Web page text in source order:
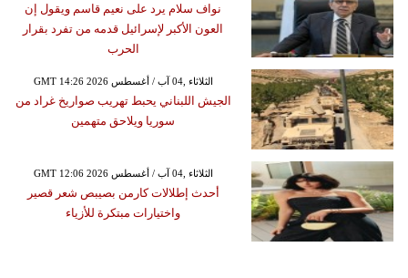
نواف سلام يرد على نعيم قاسم ويقول إن
العون الأكبر لإسرائيل قدمه من تفرد بقرار
الحرب
GMT 14:26 2026 الثلاثاء ,04 آب / أغسطس
الجيش اللبناني يحبط تهريب صواريخ غراد من
سوريا ويلاحق متهمين
GMT 12:06 2026 الثلاثاء ,04 آب / أغسطس
أحدث إطلالات كارمن بصيبص شعر قصير
واختيارات مبتكرة للأزياء